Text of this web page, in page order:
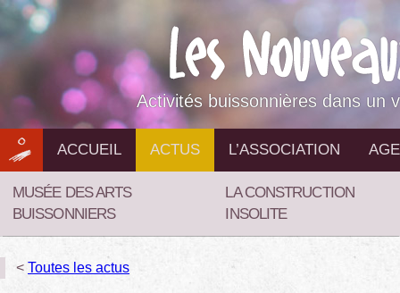
Aller
au
contenu
Activités buissonnières dans un
ACCUEIL ACTUS L’ASSOCIATION
MUSÉE DES ARTS
BUISSONNIERS
LA CONSTRUCTION
INSOLITE
< Toutes les actus